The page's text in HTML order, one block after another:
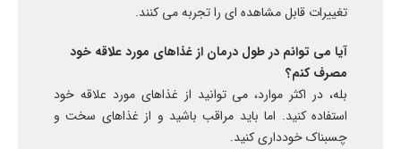
تغییرات قابل مشاهده ای را تجربه می کنند.
آیا می توانم در طول درمان از غذاهای مورد علاقه خود
مصرف کنم؟
بله، در اکثر موارد، می توانید از غذاهای مورد علاقه خود
استفاده کنید. اما باید مراقب باشید و از غذاهای سخت و
چسبناک خودداری کنید.